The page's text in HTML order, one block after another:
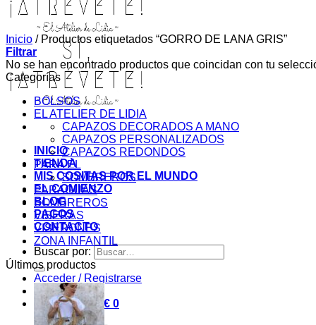
INICIO
TIENDA
MIS COSITAS POR EL MUNDO
EL COMIENZO
BLOG
PAGOS
CONTACTO
Buscar por:
Acceder / Registrarse
Carrito /0,00€ 0
Inicio /Productos etiquetados “GORRO DE LANA GRIS”
Filtrar
No se han encontrado productos que coincidan con tu
Categorías
BOLSOS
EL ATELIER DE LIDIA
CAPAZOS DECORADOS A MANO
CAPAZOS PERSONALIZADOS
CAPAZOS REDONDOS
PARA ÉL
SOMBREROS
PARAGUAS
SOMBREROS
VISERAS
VISERONES
ZONA INFANTIL
Últimos productos